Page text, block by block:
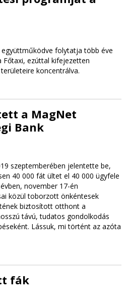
együttműködve folytatja több éve
ezúttal kifejezetten
koncentrálva.
a MagNet
Bank
szeptemberében jelentette be,
40 000 fát ültet el 40 000 ügyfele
november 17-én
közül toborzott önkéntesek
biztosított otthont a
távú, tudatos gondolkodás
Lássuk, mi történt az azóta
fák